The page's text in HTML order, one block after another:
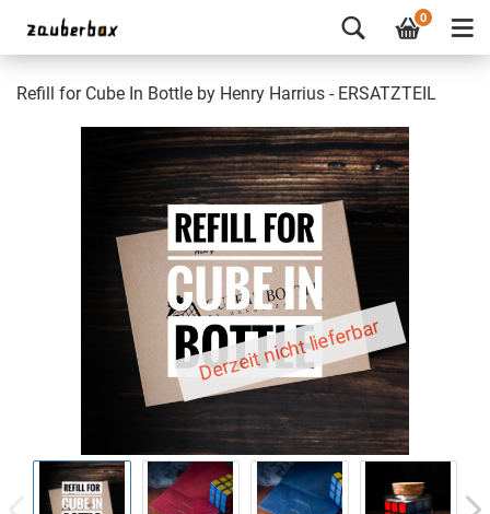
0
Refill for Cube In Bottle by Henry Harrius - ERSATZTEIL
Derzeit nicht lieferbar